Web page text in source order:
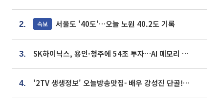
2. 속보 서울도 '40도'…오늘 노원 40.2도 기록
3. SK하이닉스, 용인·청주에 54조 투자…AI 메모리 생산기지 키운다
4. '2TV 생생정보' 오늘방송맛집- 배우 강성진 단골! 쌀국수ㆍ푸팟퐁 커리 맛집 '블○○○'